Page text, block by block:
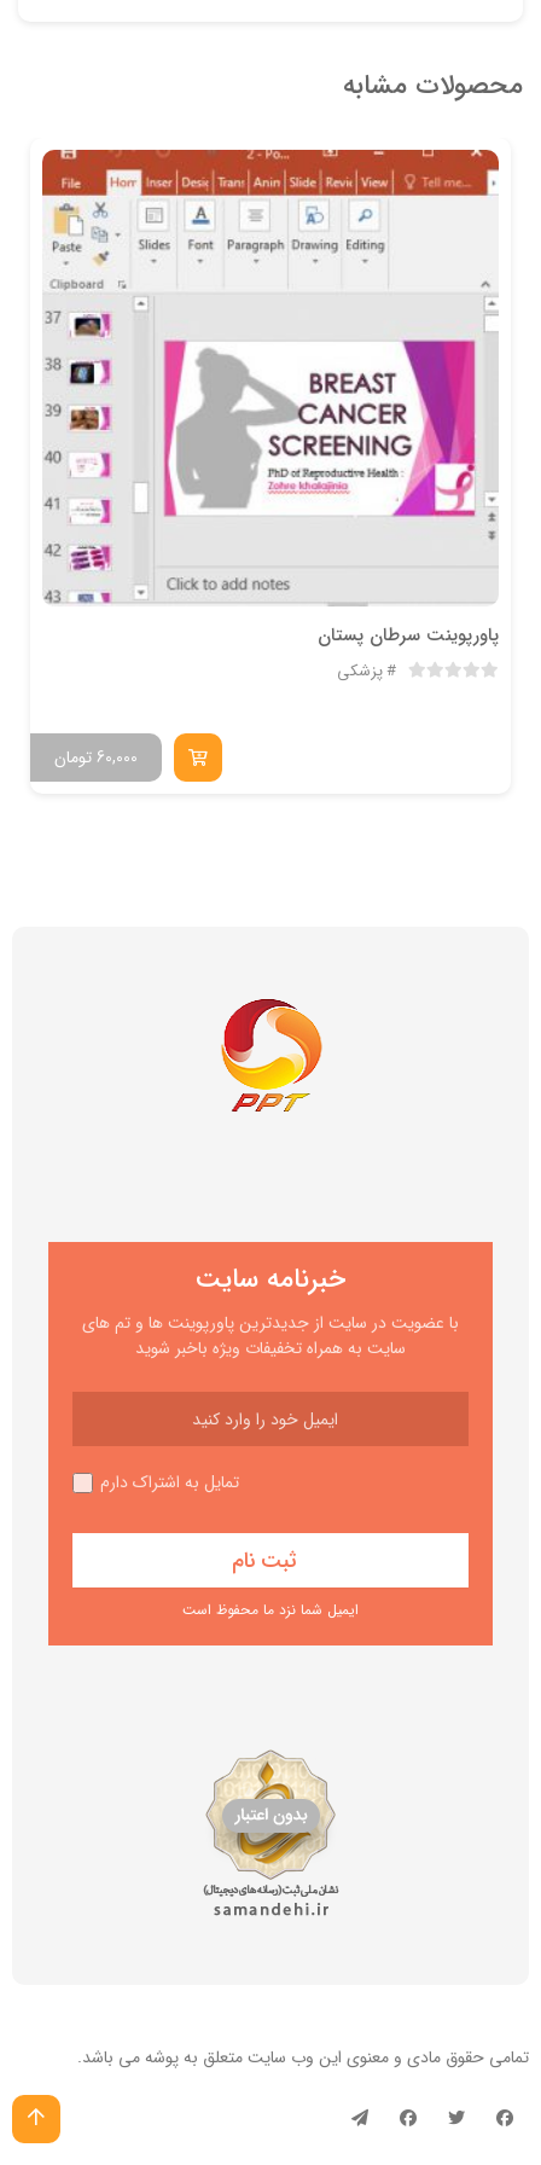
محصولات مشابه
پاورپوینت سرطان پستان
پزشکی
تومان 60,000
خبرنامه سایت
با عضویت در سایت از جدیدترین پاورپوینت ها و تم های
سایت به همراه تخفیفات ویژه باخبر شوید
تمایل به اشتراک دارم
ایمیل شما نزد ما محفوظ است
تمامی حقوق مادی و معنوی این وب سایتمتعلق به پوشه می باشد.